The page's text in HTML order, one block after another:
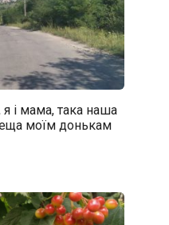
і мама, така наша
моїм донькам